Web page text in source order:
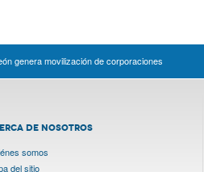
genera movilización de corporaciones
DE NOSOTROS
somos
del sitio